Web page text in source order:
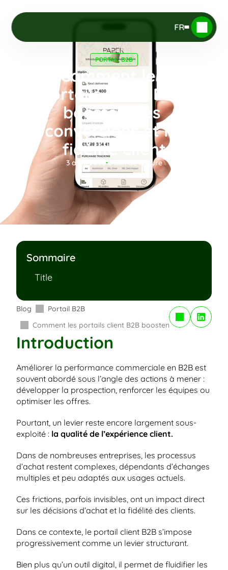
FR
PORTAIL B2B
Comment les
portails client B2B
boostent les
conversions et la
fidélité client
3 avril 2026 6 min de lecture
Sommaire
Title
Blog
Portail B2B
Comment les portails client B2B boostent les
Copy to Clipboard
Introduction
Améliorer la performance commerciale en B2B est
souvent abordé sous l’angle des actions à mener :
développer la prospection, renforcer les équipes ou
optimiser les offres.
Pourtant, un levier reste encore largement sous-
exploité : la qualité de l’expérience client.
Dans de nombreuses entreprises, les processus
d’achat restent complexes, dépendants d’échanges
multiples et peu adaptés aux usages actuels.
Ces frictions, parfois invisibles, ont un impact direct
sur les décisions d’achat et la fidélité des clients.
Dans ce contexte, le portail client B2B s’impose
progressivement comme un levier structurant.
Bien plus qu’un outil digital, il permet de fluidifier les